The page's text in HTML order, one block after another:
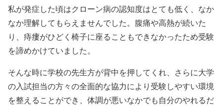
私が発症した頃はクローン病の認知度はとても低く、なか
なか理解してもらえませんでした。腹痛や高熱が続いた
り、痔瘻がひどく椅子に座ることもできなかったため受験
を諦めかけていました。
そんな時に学校の先生方が背中を押してくれ、さらに大学
の入試担当の方々の全面的な協力により受験しやすい環境
を整えることができ、体調が悪いなかでも自分のやれるだ